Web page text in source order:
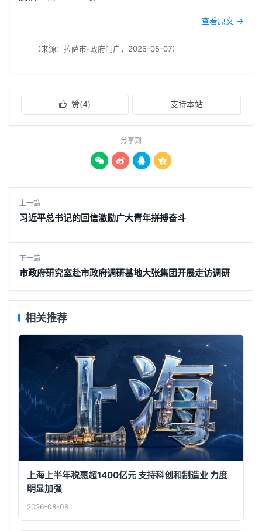
查看原文 →
（来源：拉萨市-政府门户，2026-05-07）
 赞(4) 支持本站
分享到
   
上一篇
习近平总书记的回信激励广大青年拼搏奋斗
下一篇
市政府研究室赴市政府调研基地大张集团开展走访调研
相关推荐
上海上半年税惠超1400亿元 支持科创和制造业 力度
明显加强
2026-08-08